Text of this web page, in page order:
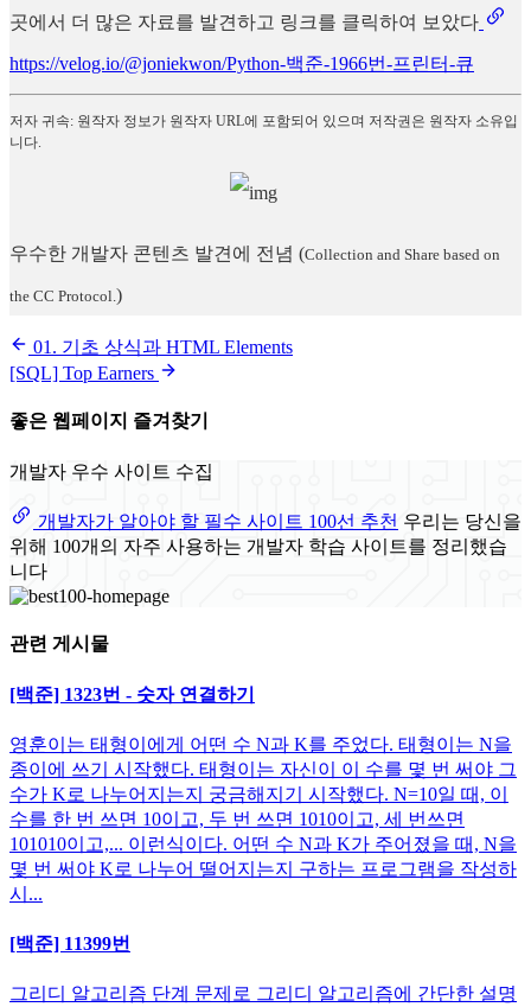
곳에서 더 많은 자료를 발견하고 링크를 클릭하여 보았다
https://velog.io/@joniekwon/Python-백준-1966번-프린터-큐
저자 귀속: 원작자 정보가 원작자 URL에 포함되어 있으며 저작권은 원작자 소유입
니다.
우수한 개발자 콘텐츠 발견에 전념 (Collection and Share based on
the CC Protocol.)
01. 기초 상식과 HTML Elements
[SQL] Top Earners
좋은 웹페이지 즐겨찾기
개발자 우수 사이트 수집
개발자가 알아야 할 필수 사이트 100선 추천 우리는 당신을
위해 100개의 자주 사용하는 개발자 학습 사이트를 정리했습
니다
관련 게시물
[백준] 1323번 - 숫자 연결하기
영훈이는 태형이에게 어떤 수 N과 K를 주었다. 태형이는 N을
종이에 쓰기 시작했다. 태형이는 자신이 이 수를 몇 번 써야 그
수가 K로 나누어지는지 궁금해지기 시작했다. N=10일 때, 이
수를 한 번 쓰면 10이고, 두 번 쓰면 1010이고, 세 번쓰면
101010이고,... 이런식이다. 어떤 수 N과 K가 주어졌을 때, N을
몇 번 써야 K로 나누어 떨어지는지 구하는 프로그램을 작성하
시...
[백준] 11399번
그리디 알고리즘 단계 문제로 그리디 알고리즘에 간단한 설명